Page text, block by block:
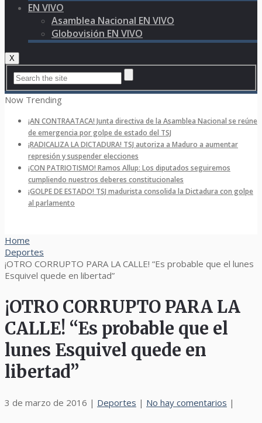
EN VIVO
Asamblea Nacional EN VIVO
Globovisión EN VIVO
X
Now Trending
¡AN CONTRAATACA! Junta directiva de la Asamblea Nacional se reúne
de emergencia por golpe de estado del TSJ
¡RADICALIZA LA DICTADURA! TSJ autoriza a Maduro a aumentar
represión y suspender elecciones
¡CON PATRIOTISMO! Ramos Allup: Los diputados seguiremos
cumpliendo nuestros deberes constitucionales
¡GOLPE DE ESTADO! TSJ madurista consolida la Dictadura con golpe
al parlamento
Home
Deportes
¡OTRO CORRUPTO PARA LA CALLE! “Es probable que el lunes
Esquivel quede en libertad”
¡OTRO CORRUPTO PARA LA
CALLE! “Es probable que el
lunes Esquivel quede en
libertad”
3 de marzo de 2016 | Deportes | No hay comentarios |